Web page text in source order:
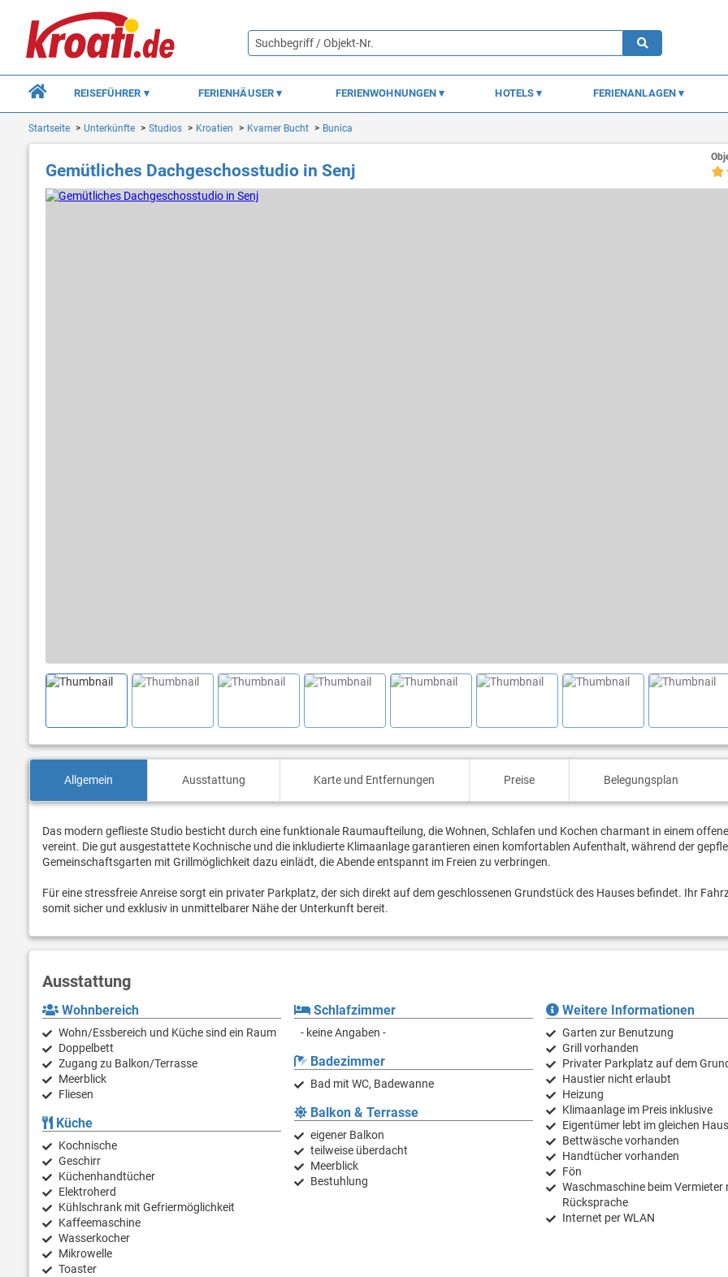
REISEFÜHRER FERIENHÄUSER FERIENWOHNUNGEN HOTELS FERIENANLAGEN
Startseite Unterkünfte Studios Kroatien Kvarner Bucht Bunica
Gemütliches Dachgeschosstudio in Senj
Allgemein Ausstattung Karte und Entfernungen Preise Belegungsplan
Das modern geflieste Studio besticht durch eine funktionale Raumaufteilung, die Wohnen, Schlafen und Kochen charmant in einem
vereint. Die gut ausgestattete Kochnische und die inkludierte Klimaanlage garantieren einen komfortablen Aufenthalt, während der
Gemeinschaftsgarten mit Grillmöglichkeit dazu einlädt, die Abende entspannt im Freien zu verbringen.
Für eine stressfreie Anreise sorgt ein privater Parkplatz, der sich direkt auf dem geschlossenen Grundstück des Hauses befindet. Ihr
somit sicher und exklusiv in unmittelbarer Nähe der Unterkunft bereit.
Ausstattung
Wohnbereich
Wohn/Essbereich und Küche sind ein Raum
Doppelbett
Zugang zu Balkon/Terrasse
Meerblick
Fliesen
Küche
Kochnische
Geschirr
Küchenhandtücher
Elektroherd
Kühlschrank mit Gefriermöglichkeit
Kaffeemaschine
Wasserkocher
Mikrowelle
Toaster
Schlafzimmer
- keine Angaben -
Badezimmer
Bad mit WC, Badewanne
Balkon & Terrasse
eigener Balkon
teilweise überdacht
Meerblick
Bestuhlung
Weitere Informationen
Garten zur Benutzung
Grill vorhanden
Privater Parkplatz auf dem
Haustier nicht erlaubt
Heizung
Klimaanlage im Preis inklusive
Eigentümer lebt im gleichen Haus
Bettwäsche vorhanden
Handtücher vorhanden
Fön
Waschmaschine beim Vermieter
Rücksprache
Internet per WLAN